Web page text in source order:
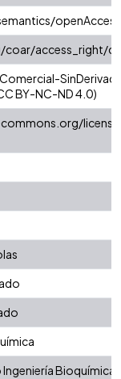
openAccess
access_right/
BY-NC-ND 4.0)
Bioquímica